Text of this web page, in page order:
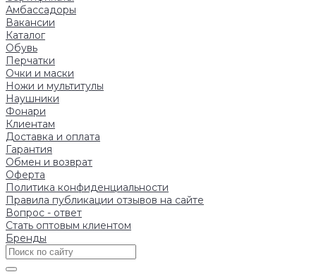
Амбассадоры
Вакансии
Каталог
Обувь
Перчатки
Очки и маски
Ножи и мультитулы
Наушники
Фонари
Клиентам
Доставка и оплата
Гарантия
Обмен и возврат
Оферта
Политика конфиденциальности
Правила публикации отзывов на сайте
Вопрос - ответ
Стать оптовым клиентом
Бренды